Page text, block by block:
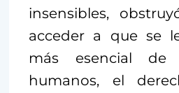
insensibles,
acceder a que se
más esencial de
humanos, el